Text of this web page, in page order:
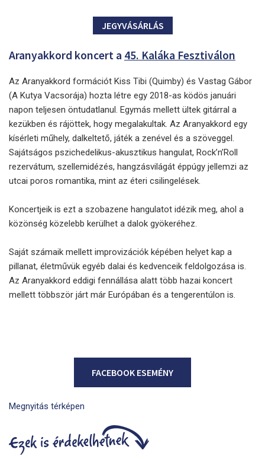
JEGYVÁSÁRLÁS
Aranyakkord koncert a 45. Kaláka Fesztiválon
Az Aranyakkord formációt Kiss Tibi (Quimby) és Vastag Gábor
(A Kutya Vacsorája) hozta létre egy 2018-as ködös januári
napon teljesen öntudatlanul. Egymás mellett ültek gitárral a
kezükben és rájöttek, hogy megalakultak. Az Aranyakkord egy
kísérleti műhely, dalkeltető, játék a zenével és a szöveggel.
Sajátságos pszichedelikus-akusztikus hangulat, Rock’n’Roll
rezervátum, szellemidézés, hangzásvilágát éppúgy jellemzi az
utcai poros romantika, mint az éteri csilingelések.
Koncertjeik is ezt a szobazene hangulatot idézik meg, ahol a
közönség közelebb kerülhet a dalok gyökeréhez.
Saját számaik mellett improvizációk képében helyet kap a
pillanat, életművük egyéb dalai és kedvenceik feldolgozása is.
Az Aranyakkord eddigi fennállása alatt több hazai koncert
mellett többször járt már Európában és a tengerentúlon is.
FACEBOOK ESEMÉNY
Megnyitás térképen